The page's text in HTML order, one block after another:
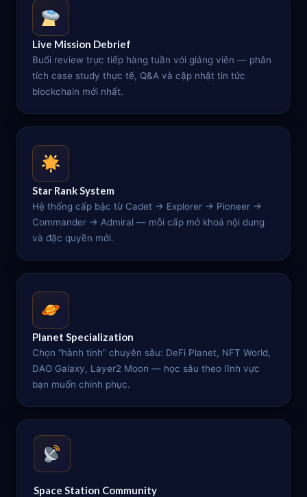
Live Mission Debrief
Buổi review trực tiếp hàng tuần với giảng viên — phân
tích case study thực tế, Q&A và cập nhật tin tức
blockchain mới nhất.
Star Rank System
Hệ thống cấp bậc từ Cadet → Explorer → Pioneer →
Commander → Admiral — mỗi cấp mở khoá nội dung
và đặc quyền mới.
Planet Specialization
Chọn “hành tinh” chuyên sâu: DeFi Planet, NFT World,
DAO Galaxy, Layer2 Moon — học sâu theo lĩnh vực
bạn muốn chinh phục.
Space Station Community